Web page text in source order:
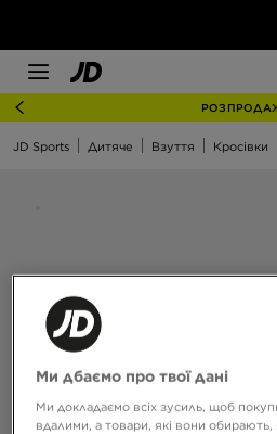
JD Sports Дитяче Взуття Кросівки
Ми дбаємо про твої дані
Ми докладаємо всіх зусиль, щоб
вдалими, а товари, які вони обирають,